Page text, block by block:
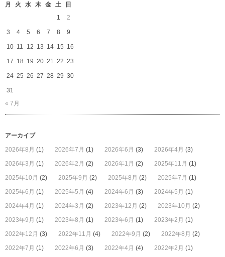
月
火 水 木 金 土
日
1
2
3 4 5 6 7 8 9
10 11 12 13 14 15 16
17 18 19 20 21 22 23
24 25 26 27 28 29 30
31
« 7月
アーカイブ
2026年8月 (1) 2026年7月 (1) 2026年6月 (3) 2026年4月 (3)
2026年3月 (1) 2026年2月 (2) 2026年1月 (2) 2025年11月 (1)
2025年10月 (2) 2025年9月 (2) 2025年8月 (2) 2025年7月 (1)
2025年6月 (1) 2025年5月 (4) 2024年6月 (3) 2024年5月 (1)
2024年4月 (1) 2024年3月 (2) 2023年12月 (2) 2023年10月 (2)
2023年9月 (1) 2023年8月 (1) 2023年6月 (1) 2023年2月 (1)
2022年12月 (3) 2022年11月 (4) 2022年9月 (2) 2022年8月 (2)
2022年7月 (1) 2022年6月 (3) 2022年4月 (4) 2022年2月 (1)